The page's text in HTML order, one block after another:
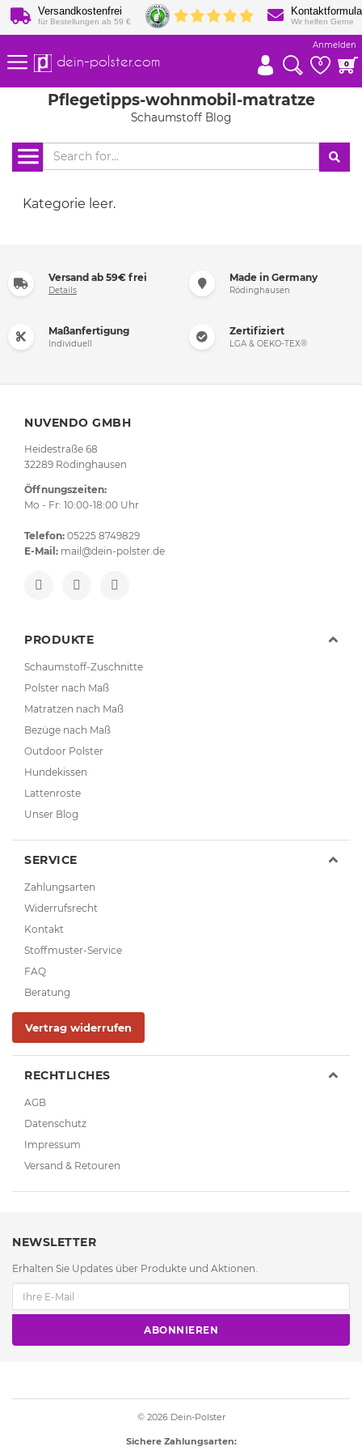
Versandkostenfrei
für Bestellungen ab 59 € Wir helfen Gerne
dein-polster.com
Anmelden
0 0
Pflegetipps-wohnmobil-matratze
Schaumstoff Blog
Kategorie leer.
Versand ab 59€ frei
Details
Made in Germany
Rödinghausen
Maßanfertigung
Individuell
Zertifiziert
LGA & OEKO-TEX®
NUVENDO GMBH
Heidestraße 68
32289 Rödinghausen
Öffnungszeiten:
Mo - Fr: 10:00-18:00 Uhr
Telefon: 05225 8749829
E-Mail: mail@dein-polster.de
PRODUKTE
Schaumstoff-Zuschnitte
Polster nach Maß
Matratzen nach Maß
Bezüge nach Maß
Outdoor Polster
Hundekissen
Lattenroste
Unser Blog
SERVICE
Zahlungsarten
Widerrufsrecht
Kontakt
Stoffmuster-Service
FAQ
Beratung
Vertrag widerrufen
RECHTLICHES
AGB
Datenschutz
Impressum
Versand & Retouren
NEWSLETTER
Erhalten Sie Updates über Produkte und Aktionen.
ABONNIEREN
© 2026 Dein-Polster
Sichere Zahlungsarten: